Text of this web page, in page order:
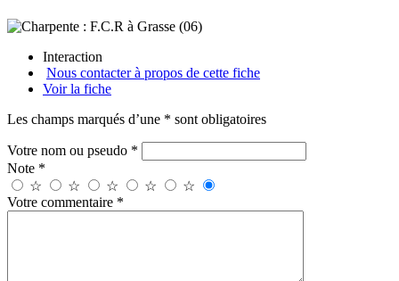
Interaction
Nous contacter à propos de cette fiche
Voir la fiche
Les champs marqués d’une * sont obligatoires
Votre nom ou pseudo *
Note *
☆
☆ ☆ ☆
☆
Votre commentaire *